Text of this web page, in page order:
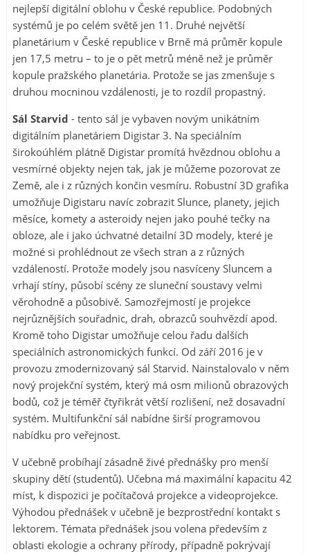
nejlepší digitální oblohu v České republice. Podobných
systémů je po celém světě jen 11. Druhé největší
planetárium v České republice v Brně má průměr kopule
jen 17,5 metru – to je o pět metrů méně než je průměr
kopule pražského planetária. Protože se jas zmenšuje s
druhou mocninou vzdálenosti, je to rozdíl propastný.
Sál Starvid - tento sál je vybaven novým unikátním
digitálním planetáriem Digistar 3. Na speciálním
širokoúhlém plátně Digistar promítá hvězdnou oblohu a
vesmírné objekty nejen tak, jak je můžeme pozorovat ze
Země, ale i z různých končin vesmíru. Robustní 3D grafika
umožňuje Digistaru navíc zobrazit Slunce, planety, jejich
měsíce, komety a asteroidy nejen jako pouhé tečky na
obloze, ale i jako úchvatné detailní 3D modely, které je
možné si prohlédnout ze všech stran a z různých
vzdáleností. Protože modely jsou nasvíceny Sluncem a
vrhají stíny, působí scény ze sluneční soustavy velmi
věrohodně a působivě. Samozřejmostí je projekce
nejrůznějších souřadnic, drah, obrazců souhvězdí apod.
Kromě toho Digistar umožňuje celou řadu dalších
speciálních astronomických funkcí. Od září 2016 je v
provozu zmodernizovaný sál Starvid. Nainstalovalo v něm
nový projekční systém, který má osm milionů obrazových
bodů, což je téměř čtyřikrát větší rozlišení, než dosavadní
systém. Multifunkční sál nabídne širší programovou
nabídku pro veřejnost.
V učebně probíhají zásadně živé přednášky pro menší
skupiny dětí (studentů). Učebna má maximální kapacitu 42
míst, k dispozici je počítačová projekce a videoprojekce.
Výhodou přednášek v učebně je bezprostřední kontakt s
lektorem. Témata přednášek jsou volena především z
oblasti ekologie a ochrany přírody, případně pokrývají